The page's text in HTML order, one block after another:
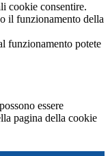
cookie consentire.
il funzionamento della
funzionamento potete
essere
pagina della cookie